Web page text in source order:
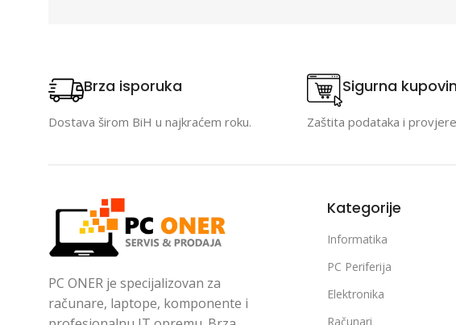
Brza isporuka
Dostava širom BiH u najkraćem roku.
Sigurna
Zaštita podataka i
PC ONER je specijalizovan za
računare, laptope, komponente i
Kategorije
Informatika
PC Periferija
Elektronika
Računari